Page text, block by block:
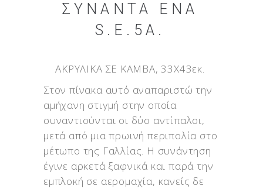
ΣΥΝΑΝΤΆ ΈΝΑ
S.E.5A.
ΑΚΡΥΛΙΚΑ ΣΕ ΚΑΜΒΑ, 33X43εκ.
Στον πίνακα αυτό αναπαριστώ την
αμήχανη στιγμή στην οποία
συναντιούνται οι δύο αντίπαλοι,
μετά από μια πρωινή περιπολία στο
μέτωπο της Γαλλίας. Η συνάντηση
έγινε αρκετά ξαφνικά και παρά την
εμπλοκή σε αερομαχία, κανείς δε